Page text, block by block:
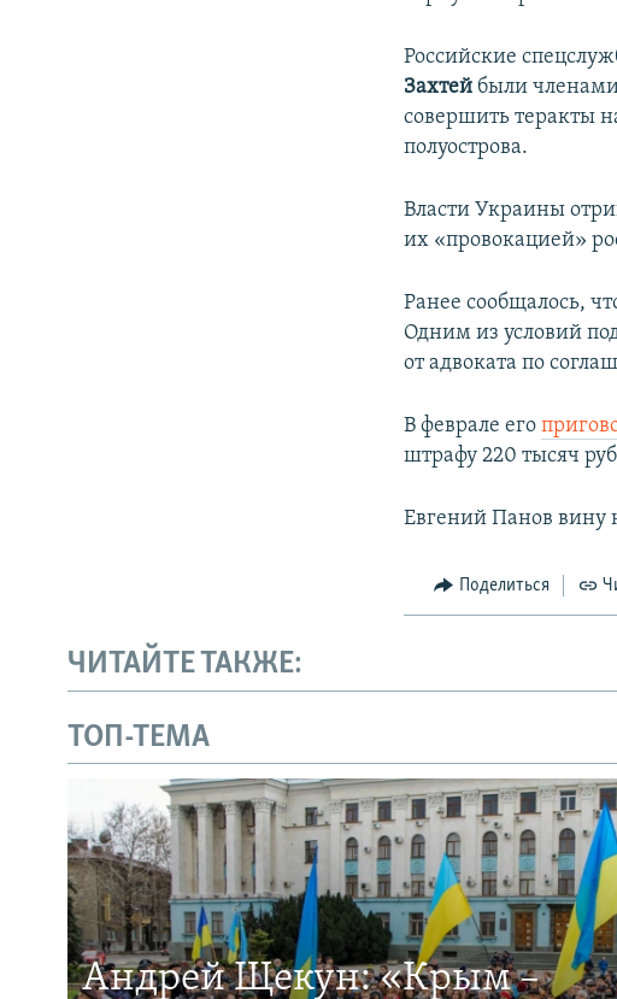
Российские
Захтей были
совершить теракты
полуострова.
Власти Украины
их «провокацией»
Ранее сообщалось,
Одним из условий
от адвоката по
В феврале его
штрафу 220 тысяч
Евгений Панов вину
Поделиться
ЧИТАЙТЕ ТАКЖЕ:
ТОП-ТЕМА
Андрей Щекун: «Крым –